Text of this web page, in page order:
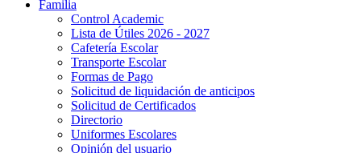
Familia
Control Academic
Lista de Útiles 2026 - 2027
Cafetería Escolar
Transporte Escolar
Formas de Pago
Solicitud de liquidación de anticipos
Solicitud de Certificados
Directorio
Uniformes Escolares
Opinión del usuario